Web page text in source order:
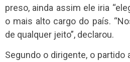
preso, ainda assim ele iria
o mais alto cargo do país.
de qualquer jeito”, declarou.
Segundo o dirigente, o partido